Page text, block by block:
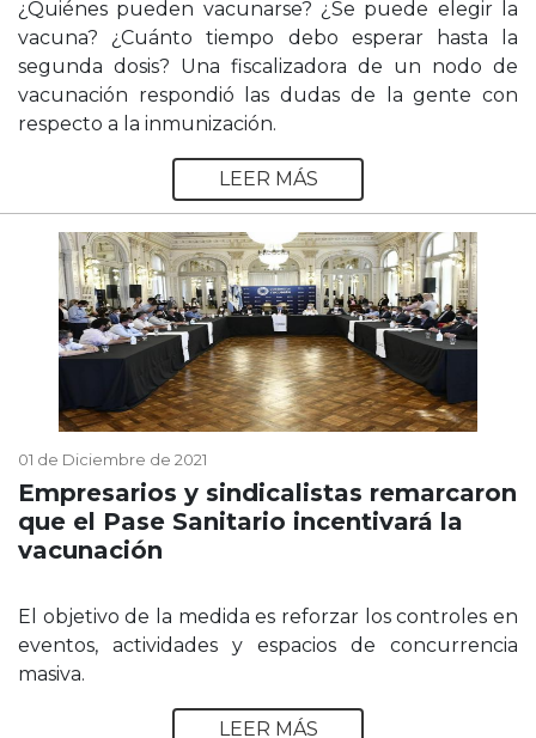
¿Quiénes pueden vacunarse? ¿Se puede elegir la
vacuna? ¿Cuánto tiempo debo esperar hasta la
segunda dosis? Una fiscalizadora de un nodo de
vacunación respondió las dudas de la gente con
respecto a la inmunización.
LEER MÁS
01 de Diciembre de 2021
Empresarios y sindicalistas remarcaron
que el Pase Sanitario incentivará la
vacunación
El objetivo de la medida es reforzar los controles en
eventos, actividades y espacios de concurrencia
masiva.
LEER MÁS